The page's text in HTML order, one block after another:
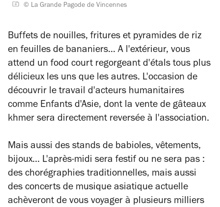
© La Grande Pagode de Vincennes
Buffets de nouilles, fritures et pyramides de riz
en feuilles de bananiers... A l'extérieur, vous
attend un food court regorgeant d'étals tous plus
délicieux les uns que les autres. L'occasion de
découvrir le travail d'acteurs humanitaires
comme Enfants d'Asie, dont la vente de gâteaux
khmer sera directement reversée à l'association.
Mais aussi des stands de babioles, vêtements,
bijoux... L'après-midi sera festif ou ne sera pas :
des chorégraphies traditionnelles, mais aussi
des concerts de musique asiatique actuelle
achèveront de vous voyager à plusieurs milliers